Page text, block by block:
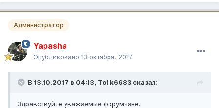
Администратор
Yapasha
Опубликовано 13 октября, 2017
В 13.10.2017 в 04:13, Tolik6683 сказал:
Здравствуйте уважаемые форумчане.